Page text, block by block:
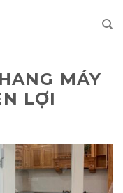
MÁY
LỢI